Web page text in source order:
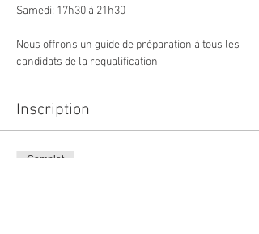
Samedi: 17h30 à 21h30
Nous offrons un guide de préparation à tous les
candidats de la requalification
Inscription
Complet